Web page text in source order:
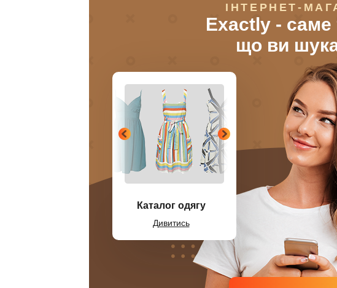
ІНТЕРНЕТ-
Exactly - саме
що ви
Каталог одягу
Дивитись